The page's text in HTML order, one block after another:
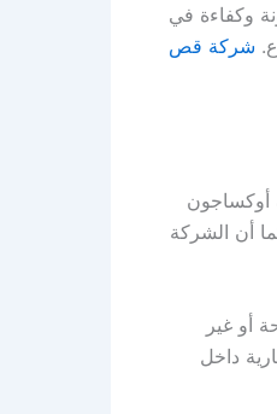
وكفاءة في
شركة قص
أوكساجون
أن الشركة
أو غير
داخل